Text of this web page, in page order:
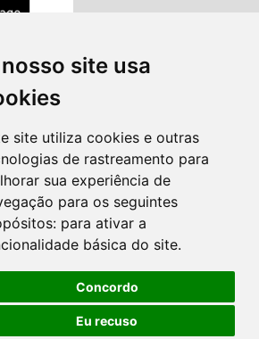
site usa
site utiliza cookies e outras
de rastreamento para
sua experiência de
para os seguintes
para ativar a
básica do site.
Concordo
Eu recuso